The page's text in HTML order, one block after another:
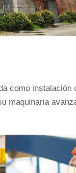
como instalación
maquinaria